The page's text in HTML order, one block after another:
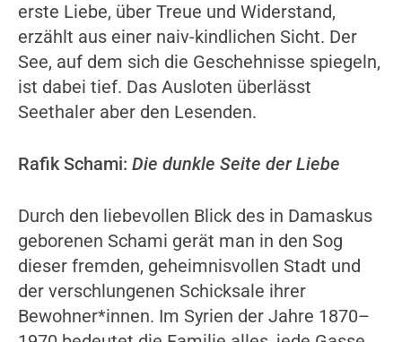
erste Liebe, über Treue und Widerstand,
erzählt aus einer naiv-kindlichen Sicht. Der
See, auf dem sich die Geschehnisse spiegeln,
ist dabei tief. Das Ausloten überlässt
Seethaler aber den Lesenden.
Rafik Schami: Die dunkle Seite der Liebe
Durch den liebevollen Blick des in Damaskus
geborenen Schami gerät man in den Sog
dieser fremden, geheimnisvollen Stadt und
der verschlungenen Schicksale ihrer
Bewohner*innen. Im Syrien der Jahre 1870–